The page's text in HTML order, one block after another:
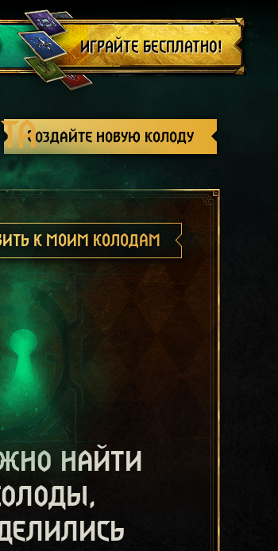
ИГРАЙТЕ БЕСПЛАТНО!
Создайте новую колоду
К МОИМ КОЛОДАМ
найти